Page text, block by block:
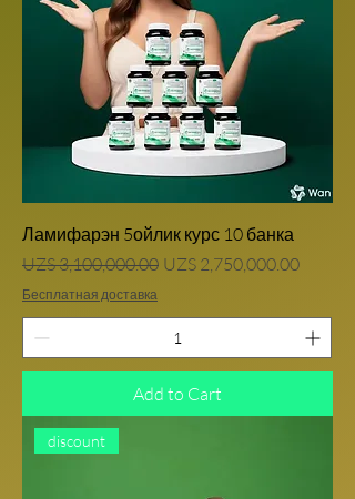
Ламифарэн 5ойлик курс 10 банка
Regular Price
UZS 3,100,000.00 Sale Price
UZS 2,750,000.00
Бесплатная доставка
Add to Cart
discount